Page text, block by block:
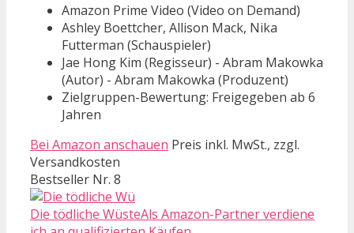
Amazon Prime Video (Video on Demand)
Ashley Boettcher, Allison Mack, Nika
Futterman (Schauspieler)
Jae Hong Kim (Regisseur) - Abram Makowka
(Autor) - Abram Makowka (Produzent)
Zielgruppen-Bewertung: Freigegeben ab 6
Jahren
Bei Amazon anschauen Preis inkl. MwSt., zzgl.
Versandkosten
Bestseller Nr. 8
Die tödliche WüsteAls Amazon-Partner verdiene